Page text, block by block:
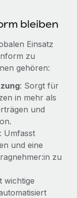
von IT-
einer
mit
bleiben
Einsatz
zu
gehören:
: Sorgt für
in mehr als
und
: Umfasst
und eine
zu
wichtige